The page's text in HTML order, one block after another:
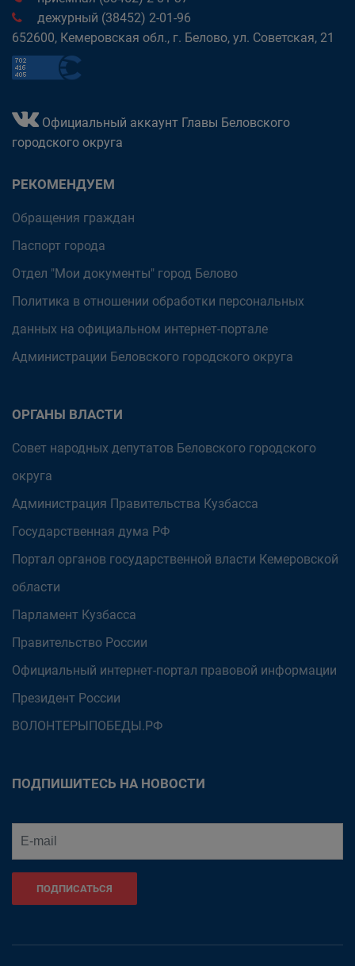
дежурный (38452) 2-01-96
652600, Кемеровская обл., г. Белово, ул. Советская, 21
Официальный аккаунт Главы Беловского
городского округа
РЕКОМЕНДУЕМ
Обращения граждан
Паспорт города
Отдел "Мои документы" город Белово
Политика в отношении обработки персональных
данных на официальном интернет-портале
Администрации Беловского городского округа
ОРГАНЫ ВЛАСТИ
Совет народных депутатов Беловского городского
округа
Администрация Правительства Кузбасса
Государственная дума РФ
Портал органов государственной власти Кемеровской
области
Парламент Кузбасса
Правительство России
Официальный интернет-портал правовой информации
Президент России
ВОЛОНТЕРЫПОБЕДЫ.РФ
ПОДПИШИТЕСЬ НА НОВОСТИ
ПОДПИСАТЬСЯ